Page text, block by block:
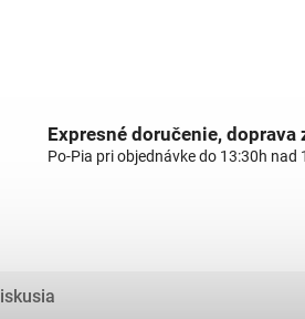
Expresné doručenie, doprava
Po-Pia pri objednávke do 13:30h nad